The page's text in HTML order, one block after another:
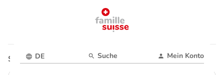
DE Suche Mein Konto
Startseite Magazin